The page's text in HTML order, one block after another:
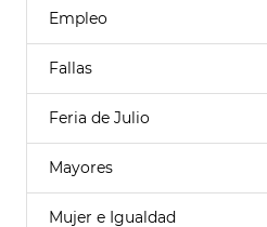
Empleo
Fallas
Feria de Julio
Mayores
Mujer e Igualdad